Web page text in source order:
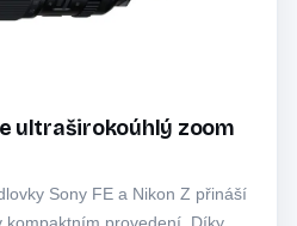
ultraširokoúhlý zoom
Sony FE a Nikon Z přináší